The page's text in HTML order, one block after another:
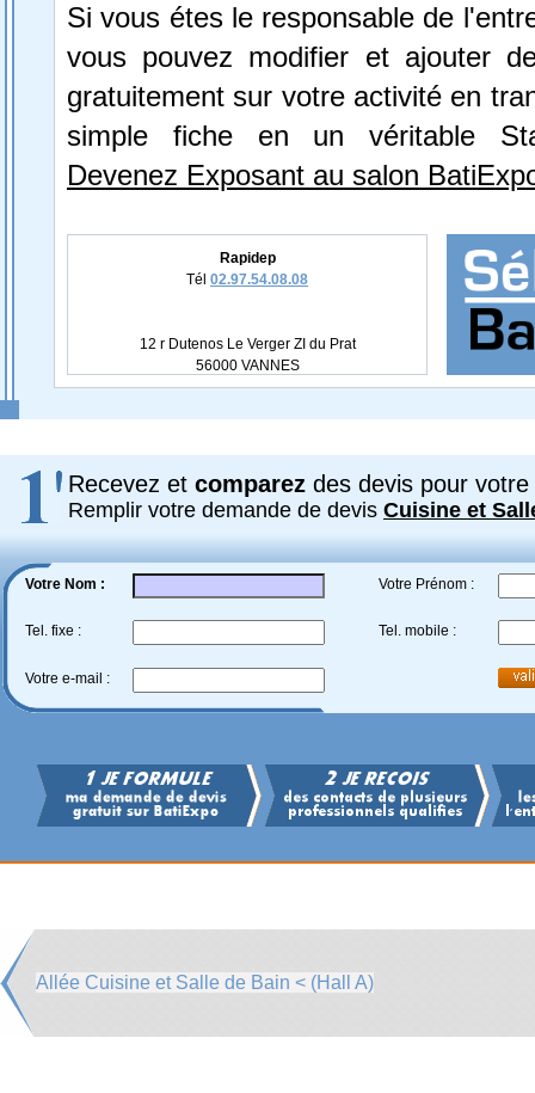
Si vous étes le responsable de
vous pouvez modifier et ajouter
gratuitement sur votre activité en
simple fiche en un véritable
Devenez Exposant au salon
Rapidep
Tél 02.97.54.08.08
12 r Dutenos Le Verger ZI du Prat
56000 VANNES
Recevez et comparez des devis pour votre
Remplir votre demande de devis Cuisine et
Votre Nom : Votre Prénom :
Tel. fixe : Tel. mobile :
Votre e-mail :
Allée Cuisine et Salle de Bain < (Hall A)